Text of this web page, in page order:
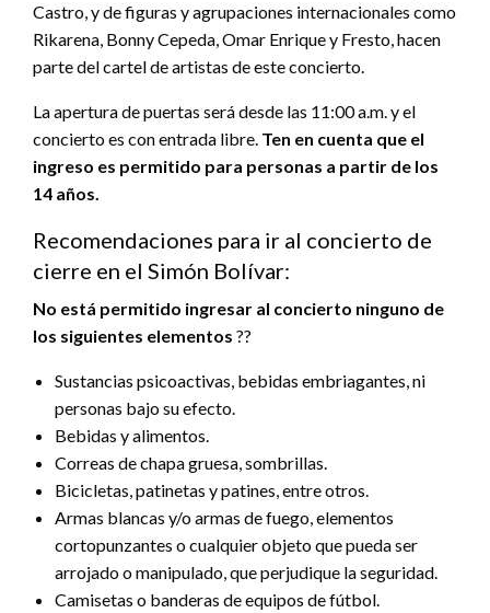
Castro, y de figuras y agrupaciones internacionales como
Rikarena, Bonny Cepeda, Omar Enrique y Fresto, hacen
parte del cartel de artistas de este concierto.
La apertura de puertas será desde las 11:00 a.m. y el
concierto es con entrada libre. Ten en cuenta que el
ingreso es permitido para personas a partir de los
14 años.
Recomendaciones para ir al concierto de
cierre en el Simón Bolívar:
No está permitido ingresar al concierto ninguno de
los siguientes elementos ??
Sustancias psicoactivas, bebidas embriagantes, ni
personas bajo su efecto.
Bebidas y alimentos.
Correas de chapa gruesa, sombrillas.
Bicicletas, patinetas y patines, entre otros.
Armas blancas y/o armas de fuego, elementos
cortopunzantes o cualquier objeto que pueda ser
arrojado o manipulado, que perjudique la seguridad.
Camisetas o banderas de equipos de fútbol.